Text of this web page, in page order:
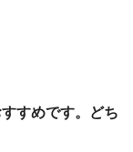
すめです。どち